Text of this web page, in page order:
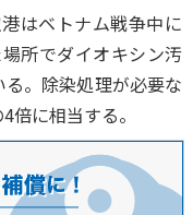
はベトナム戦争中に
所でダイオキシン汚
。除染処理が必要な
に相当する。